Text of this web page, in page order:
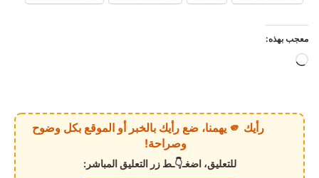
معجب بهذه:
ي
رأيك 🫵 يهمنا، ضع رأيك بالخبر أو الموقع بكل وضوح
وصراحة!
للتعليق، اضغـ👇ـط زر التعليق المباشر: